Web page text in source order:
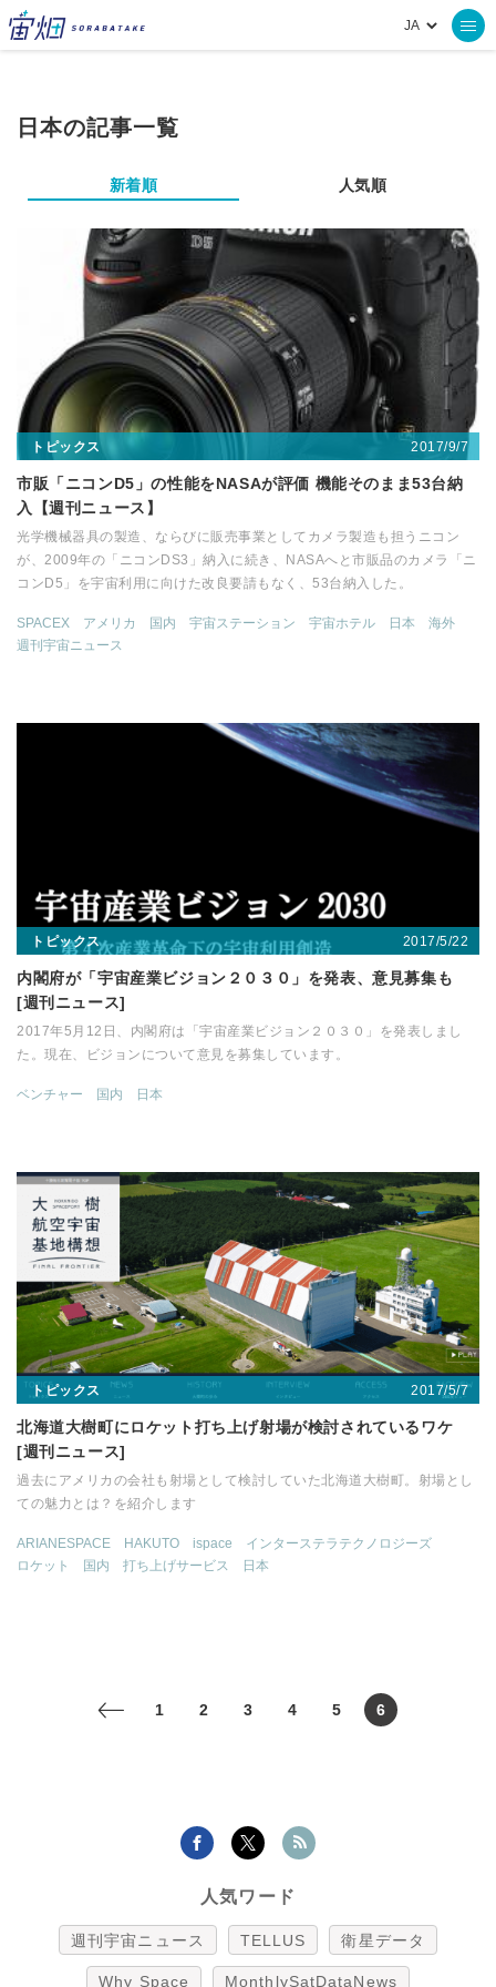
日本の記事一覧
新着順 人気順
トピックス 2017/9/7
市販「ニコンD5」の性能をNASAが評価 機能そのまま53台納
入【週刊ニュース】
光学機械器具の製造、ならびに販売事業としてカメラ製造も担うニコン
が、2009年の「ニコンDS3」納入に続き、NASAへと市販品のカメラ「ニ
コンD5」を宇宙利用に向けた改良要請もなく、53台納入した。
SPACEX アメリカ 国内 宇宙ステーション 宇宙ホテル 日本
海外
週刊宇宙ニュース
トピックス 2017/5/22
内閣府が「宇宙産業ビジョン２０３０」を発表、意見募集も
[週刊ニュース]
2017年5月12日、内閣府は「宇宙産業ビジョン２０３０」を発表しまし
た。現在、ビジョンについて意見を募集しています。
ベンチャー 国内 日本
トピックス 2017/5/7
北海道大樹町にロケット打ち上げ射場が検討されているワケ
[週刊ニュース]
過去にアメリカの会社も射場として検討していた北海道大樹町。射場とし
ての魅力とは？を紹介します
ARIANESPACE HAKUTO ispace
インターステラテクノロジーズ
ロケット
国内 打ち上げサービス 日本
< 1 2 3 4 5 6
人気ワード
週刊宇宙ニュース TELLUS 衛星データ
Why Space MonthlySatDataNews